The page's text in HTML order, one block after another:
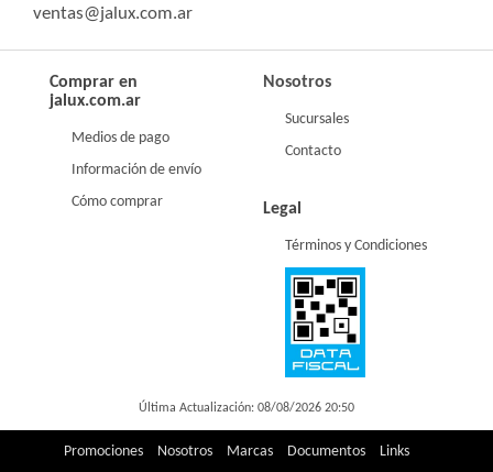
ventas@jalux.com.ar
Comprar en
jalux.com.ar
Medios de pago
Información de envío
Cómo comprar
Nosotros
Sucursales
Contacto
Legal
Términos y Condiciones
Última Actualización: 08/08/2026 20:50
Promociones Nosotros Marcas Documentos Links